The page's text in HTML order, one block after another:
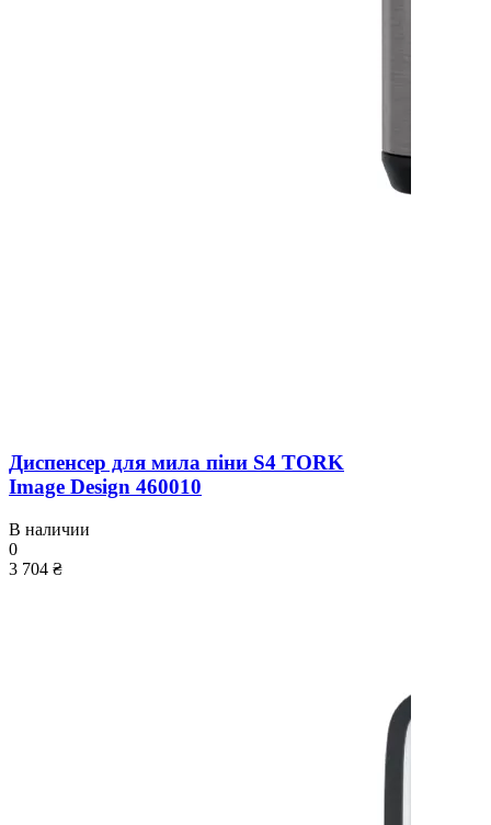
Диспенсер для мила піни S4 TORK
Image Design 460010
В наличии
0
3 704 ₴